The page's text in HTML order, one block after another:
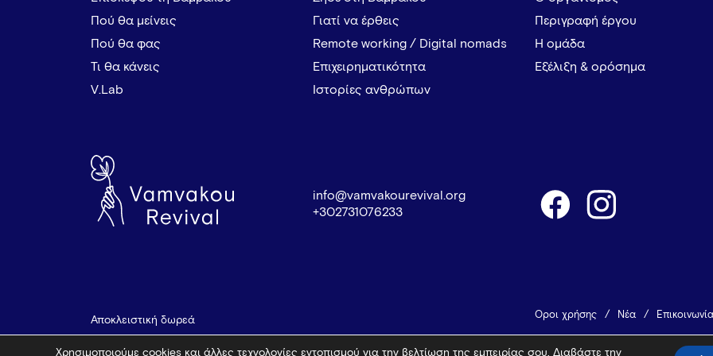
Πού θα μείνεις
Πού θα φας
Τι θα κάνεις
V.Lab
Γιατί να έρθεις
Remote working / Digital nomads
Επιχειρηματικότητα
Ιστορίες ανθρώπων
Περιγραφή έργου
Η ομάδα
Εξέλιξη & ορόσημα
info@vamvakourevival.org
+302731076233
Αποκλειστική δωρεά Όροι χρήσης Νέα Επικοινωνία
Χρησιμοποιούμε cookies και άλλες τεχνολογίες εντοπισμού για την βελτίωση της εμπειρίας σου. Διαβάστε την